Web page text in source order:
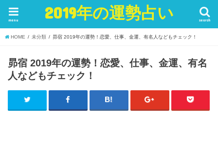
2019年の運勢占い search
menu
HOME 未分類 昴宿 2019年の運勢！恋愛、仕事、金運、有名人などもチェック！
昴宿 2019年の運勢！恋愛、仕事、金運、有名
人などもチェック！